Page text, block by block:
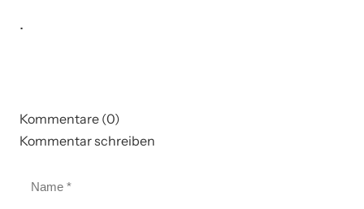
.
Kommentare (0)
Kommentar schreiben